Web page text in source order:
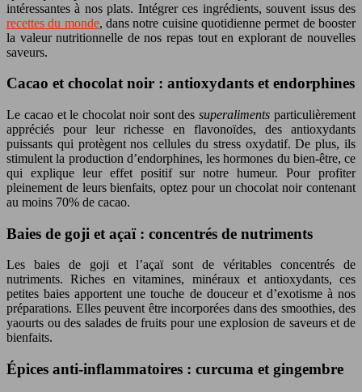
intéressantes à nos plats. Intégrer ces ingrédients, souvent issus des
recettes du monde, dans notre cuisine quotidienne permet de booster
la valeur nutritionnelle de nos repas tout en explorant de nouvelles
saveurs.
Cacao et chocolat noir : antioxydants et endorphines
Le cacao et le chocolat noir sont dessuperalimentsparticulièrement
appréciés pour leur richesse en flavonoïdes, des antioxydants
puissants qui protègent nos cellules du stress oxydatif. De plus, ils
stimulent la production d’endorphines, les hormones du bien-être, ce
qui explique leur effet positif sur notre humeur. Pour profiter
pleinement de leurs bienfaits, optez pour un chocolat noir contenant
au moins 70% de cacao.
Baies de goji et açaï : concentrés de nutriments
Les baies de goji et l’açaï sont de véritables concentrés de
nutriments. Riches en vitamines, minéraux et antioxydants, ces
petites baies apportent une touche de douceur et d’exotisme à nos
préparations. Elles peuvent être incorporées dans des smoothies, des
yaourts ou des salades de fruits pour une explosion de saveurs et de
bienfaits.
Épices anti-inflammatoires : curcuma et gingembre